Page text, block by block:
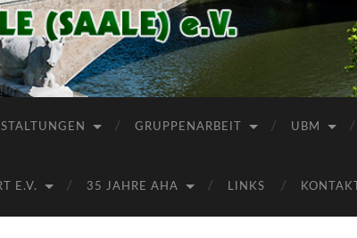
Arbeitskreis
Hallesche
Auenwälder
zu
Halle
e.V.
GRUPPENARBEIT UBM
E.V. 35 JAHRE AHA LINKS KONTAKT